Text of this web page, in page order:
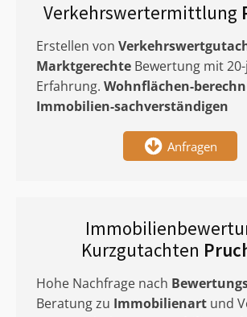
Verkehrswertermittlung
Erstellen von
Marktgerechte Bewertung mit
Erfahrung. Wohnflächen-
Immobilien-sachverständigen
Anfragen
Kurzgutachten
Hohe Nachfrage nach
Beratung zu Immobilienart und